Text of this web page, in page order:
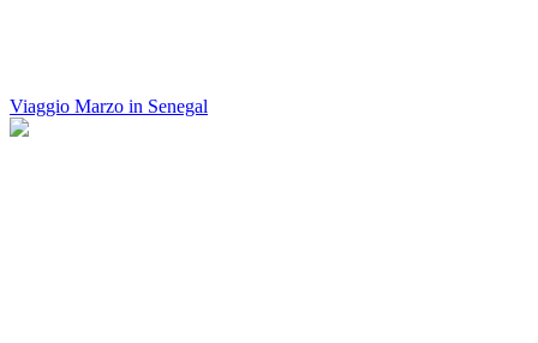
Viaggio Marzo in Senegal